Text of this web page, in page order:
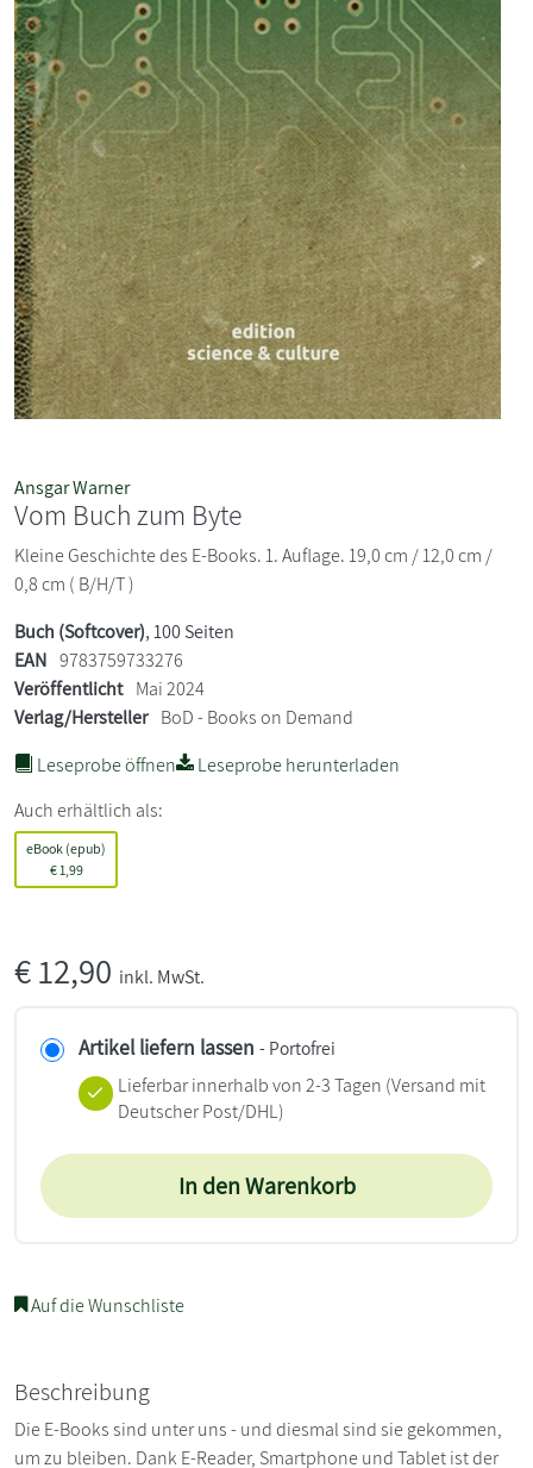
Ansgar Warner
Vom Buch zum Byte
Kleine Geschichte des E-Books. 1. Auflage. 19,0 cm / 12,0 cm /
0,8 cm ( B/H/T )
Buch (Softcover), 100 Seiten
EAN 9783759733276
Veröffentlicht Mai 2024
Verlag/Hersteller BoD - Books on Demand
Leseprobe öffnen
Leseprobe herunterladen
Auch erhältlich als:
eBook (epub)
€1,99
€12,90 inkl. MwSt.
Artikel liefern lassen - Portofrei
Lieferbar innerhalb von 2-3 Tagen (Versand mit
Deutscher Post/DHL)
In den Warenkorb
Auf die Wunschliste
Beschreibung
Die E-Books sind unter uns - und diesmal sind sie gekommen,
um zu bleiben. Dank E-Reader, Smartphone und Tablet ist der